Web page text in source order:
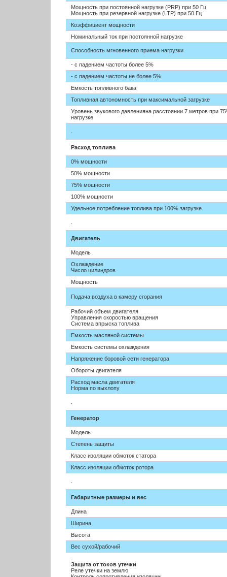
Мощность при постоянной нагрузке (PRP) при 50 Гц
Мощность при резервной нагрузке (LTP) при 50 Гц
Коэффициент мощности
Номинальный ток при постоянной нагрузке
Способность мгновенного приема нагрузки
- с падением частоты более 5%
- с падением частоты не более 5%
Емкость топливного бака
Топливная автономность при максимальной загрузке
Уровень звукового давленияна расстоянии 7 метров при
нагрузке
Расход топлива
0% мощности
50% мощности
75% мощности
100% мощности
Удельное потребление топлива при 100% загрузке
Двигатель
Модель
Охлаждение
Число цилиндров
Мощность
Подача воздуха в камеру сгорания
Рабочий объем двигателя
Управления скоростью вращения
Система впрыска топлива
Емкость масляной системы
Емкость системы охлаждения
Напряжение боровой сети генератора
Обороты двигателя
Расход масла двигателя
Норма по выхлопу
Генератор
Модель
Степень защиты
Класс изоляции обмоток статора
Класс изоляции обмоток ротора
Габаритные размеры и вес
Длина
Ширина
Высота
Вес сухой/рабочий
Защита от токов утечки
Реле утечки на землю